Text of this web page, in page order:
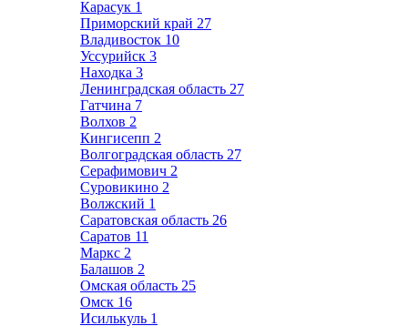
Карасук 1
Приморский край 27
Владивосток 10
Уссурийск 3
Находка 3
Ленинградская область 27
Гатчина 7
Волхов 2
Кингисепп 2
Волгоградская область 27
Серафимович 2
Суровикино 2
Волжский 1
Саратовская область 26
Саратов 11
Маркс 2
Балашов 2
Омская область 25
Омск 16
Исилькуль 1